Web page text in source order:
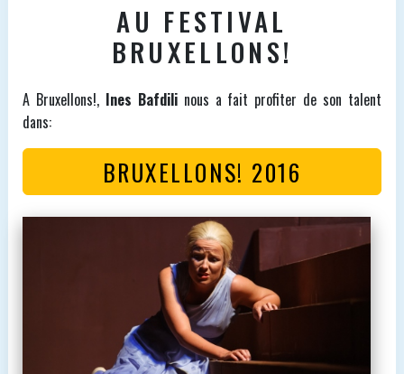
AU FESTIVAL
BRUXELLONS!
A Bruxellons!, Ines Bafdilinous a fait profiter de son talent
dans:
BRUXELLONS! 2016